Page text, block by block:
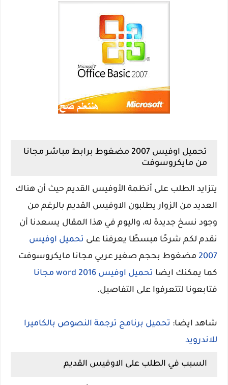
تحميل اوفيس 2007 مضغوط برابط مباشر مجانا
من مايكروسوفت
يتزايد الطلب على أنظمة الأوفيس القديم حيث أن هناك
العديد من الزوار يطلبون الاوفيس القديم بالرغم من
وجود نسخ جديدة له، واليوم في هذا المقال يسعدنا أن
نقدم لكم شرحًا مبسطًا يعرفنا على تحميل اوفيس
2007 مضغوط بحجم صغير عربي مجانا مايكروسوفت
كما يمكنك ايضا تحميل اوفيس 2016 word مجانا
فتابعونا لتتعرفوا على التفاصيل.
شاهد ايضا: تحميل برنامج ترجمة النصوص بالكاميرا
للاندرويد
السبب في الطلب على الاوفيس القديم